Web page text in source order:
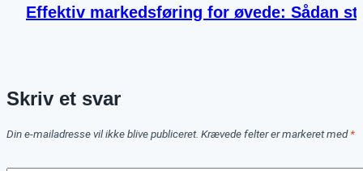
Effektiv markedsføring for øvede: Sådan
Skriv et svar
Din e-mailadresse vil ikke blive publiceret. Krævede felter er markeret med*